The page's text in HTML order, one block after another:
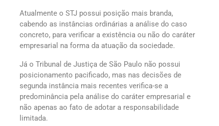
Atualmente o STJ possui posição mais branda,
cabendo as instâncias ordinárias a análise do caso
concreto, para verificar a existência ou não do caráter
empresarial na forma da atuação da sociedade.
Já o Tribunal de Justiça de São Paulo não possui
posicionamento pacificado, mas nas decisões de
segunda instância mais recentes verifica-se a
predominância pela análise do caráter empresarial e
não apenas ao fato de adotar a responsabilidade
limitada.